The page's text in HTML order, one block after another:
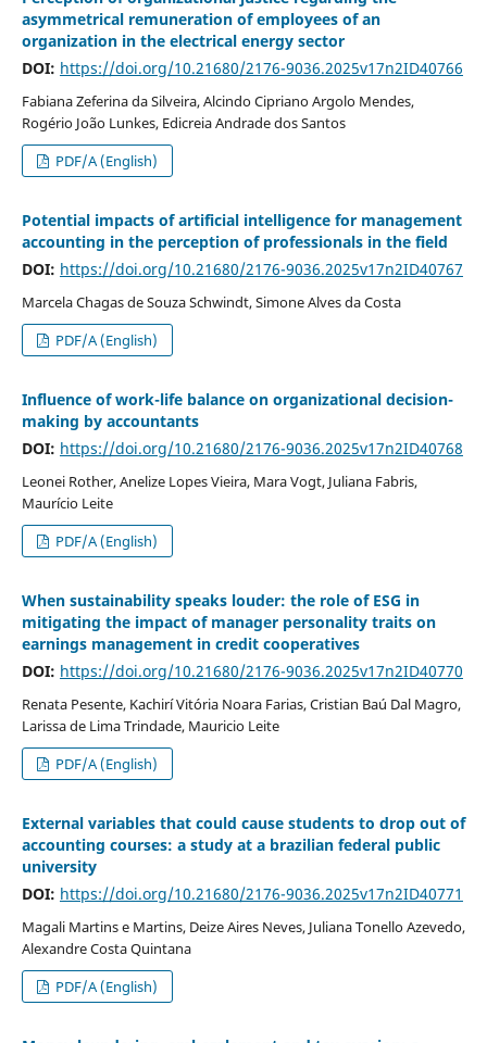
asymmetrical remuneration of employees of an
organization in the electrical energy sector
DOI: https://doi.org/10.21680/2176-9036.2025v17n2ID40766
Fabiana Zeferina da Silveira, Alcindo Cipriano Argolo Mendes,
Rogério João Lunkes, Edicreia Andrade dos Santos
PDF/A (English)
Potential impacts of artificial intelligence for management
accounting in the perception of professionals in the field
DOI: https://doi.org/10.21680/2176-9036.2025v17n2ID40767
Marcela Chagas de Souza Schwindt, Simone Alves da Costa
PDF/A (English)
Influence of work-life balance on organizational decision-
making by accountants
DOI: https://doi.org/10.21680/2176-9036.2025v17n2ID40768
Leonei Rother, Anelize Lopes Vieira, Mara Vogt, Juliana Fabris,
Maurício Leite
PDF/A (English)
When sustainability speaks louder: the role of ESG in
mitigating the impact of manager personality traits on
earnings management in credit cooperatives
DOI: https://doi.org/10.21680/2176-9036.2025v17n2ID40770
Renata Pesente, Kachirí Vitória Noara Farias, Cristian Baú Dal Magro,
Larissa de Lima Trindade, Mauricio Leite
PDF/A (English)
External variables that could cause students to drop out of
accounting courses: a study at a brazilian federal public
university
DOI: https://doi.org/10.21680/2176-9036.2025v17n2ID40771
Magali Martins e Martins, Deize Aires Neves, Juliana Tonello Azevedo,
Alexandre Costa Quintana
PDF/A (English)